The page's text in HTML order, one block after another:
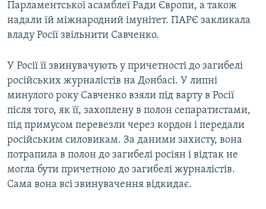
Парламентської асамблеї Ради Європи, а також
надали їй міжнародний імунітет. ПАРЄ закликала
владу Росії звільнити Савченко.
У Росії її звинувачують у причетності до загибелі
російських журналістів на Донбасі. У липні
минулого року Савченко взяли під варту в Росії
після того, як її, захоплену в полон сепаратистами,
під примусом перевезли через кордон і передали
російським силовикам. За даними захисту, вона
потрапила в полон до загибелі росіян і відтак не
могла бути причетною до загибелі журналістів.
Сама вона всі звинувачення відкидає.